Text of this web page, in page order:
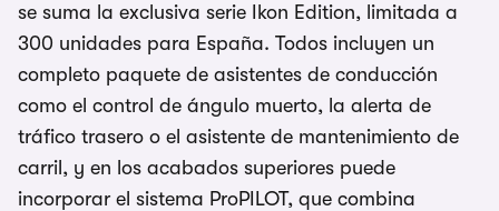
se suma la exclusiva serie Ikon Edition, limitada a
300 unidades para España. Todos incluyen un
completo paquete de asistentes de conducción
como el control de ángulo muerto, la alerta de
tráfico trasero o el asistente de mantenimiento de
carril, y en los acabados superiores puede
incorporar el sistema ProPILOT, que combina